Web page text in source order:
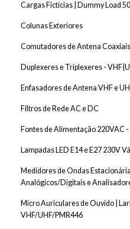
Cargas Fictícias | Dummy Load
Colunas Exteriores
Comutadores de Antena Coaxiais
Duplexeres e Triplexeres -
Enfasadores de Antena VHF e
Filtros de Rede AC e DC
Fontes de Alimentação 220VAC
Lampadas LED E14 e E27 230V
Medidores de Ondas
Analógicos/Digitais e
Micro Auriculares de Ouvido |
VHF/UHF/PMR446